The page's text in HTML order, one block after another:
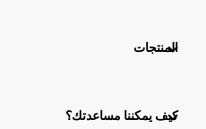
المنتجات
كيف يمكننا مساعدتك؟